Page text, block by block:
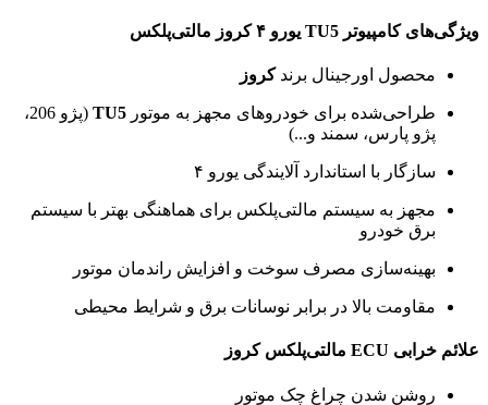
ویژگی‌های کامپیوتر TU5 یورو ۴ کروز مالتی‌پلکس
محصول اورجینال برندکروز
طراحی‌شده برای خودروهای مجهز به موتور TU5
(پژو 206،
پژو پارس، سمند و...)
سازگار با استاندارد آلایندگی یورو ۴
مجهز به سیستم مالتی‌پلکس برای هماهنگی بهتر با سیستم
برق خودرو
بهینه‌سازی مصرف سوخت و افزایش راندمان موتور
مقاومت بالا در برابر نوسانات برق و شرایط محیطی
علائم خرابی ECU مالتی‌پلکس کروز
روشن شدن چراغ چک موتور